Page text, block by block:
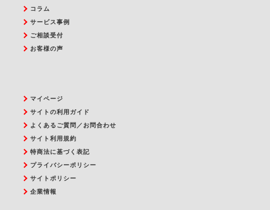
コラム
サービス事例
ご相談受付
お客様の声
マイページ
サイトの利用ガイド
よくあるご質問／お問合わせ
サイト利用規約
特商法に基づく表記
プライバシーポリシー
サイトポリシー
企業情報